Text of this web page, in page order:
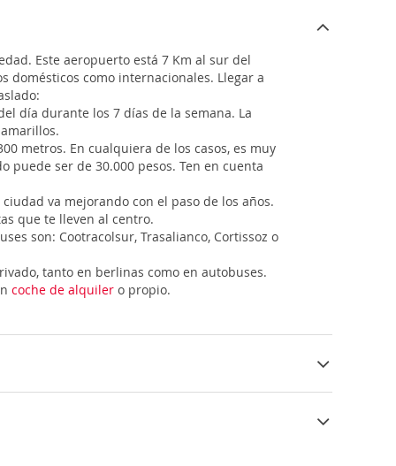
Este aeropuerto está 7 Km al sur del
domésticos como internacionales. Llegar a
día durante los 7 días de la semana. La
metros. En cualquiera de los casos, es muy
puede ser de 30.000 pesos. Ten en cuenta
va mejorando con el paso de los años.
que te lleven al centro.
son: Cootracolsur, Trasalianco, Cortissoz o
tanto en berlinas como en autobuses.
coche de alquiler o propio.